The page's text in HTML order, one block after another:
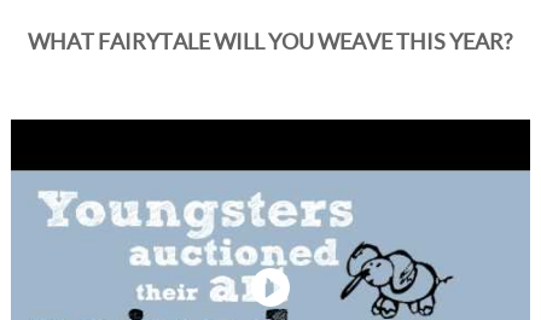
WHAT FAIRYTALE WILL YOU WEAVE THIS YEAR?